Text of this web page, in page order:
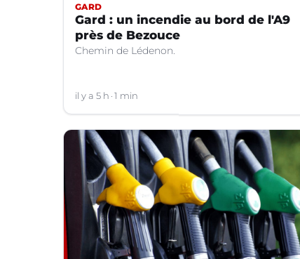
GARD
Gard : un incendie au bord de l'A9
près de Bezouce
Chemin de Lédenon.
il y a 5 h 1 min